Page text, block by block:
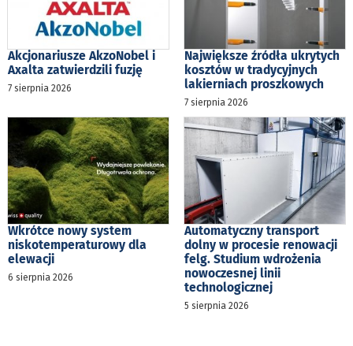
Akcjonariusze AkzoNobel i
Axalta zatwierdzili fuzję
7 sierpnia 2026
Największe źródła ukrytych
kosztów w tradycyjnych
lakierniach proszkowych
7 sierpnia 2026
Wkrótce nowy system
niskotemperaturowy dla
elewacji
6 sierpnia 2026
Automatyczny transport
dolny w procesie renowacji
felg. Studium wdrożenia
nowoczesnej linii
technologicznej
5 sierpnia 2026